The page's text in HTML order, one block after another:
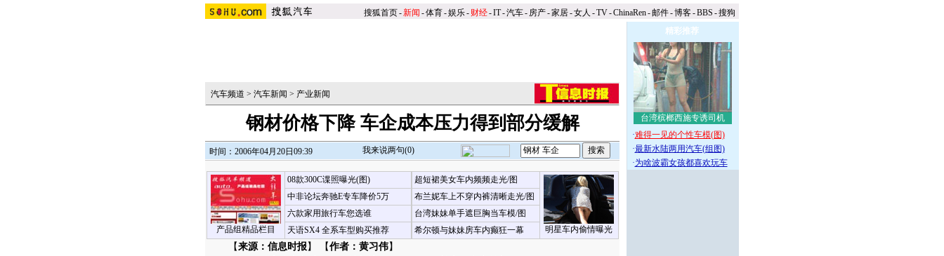
搜狐首页-新闻 -体育-娱乐- 财经-IT-汽车- 房产-家居-女人 -TV-ChinaRen-邮件-博客-BBS -搜狗
汽车频道 > 汽车新闻 > 产业新闻
钢材价格下降 车企成本压力得到部分缓解
时间：2006年04月20日09:39 我来说两句(0)
产品组精品栏目
08款300C谍照曝光(图)
中非论坛奔驰E专车降价5万
六款家用旅行车您选谁
天语SX4 全系车型购买推荐
超短裙美女车内频频走光/图
明星车内偷情曝光
布兰妮车上不穿内裤清晰走光/图
台湾妹妹单手遮巨胸当车模/图
希尔顿与妹妹房车内癫狂一幕
【来源：信息时报】 【作者：黄习伟】
精彩推荐
台湾槟榔西施专诱司机
·难得一见的个性车模(图)
·最新水陆两用汽车(组图)
·为啥波霸女孩都喜欢玩车